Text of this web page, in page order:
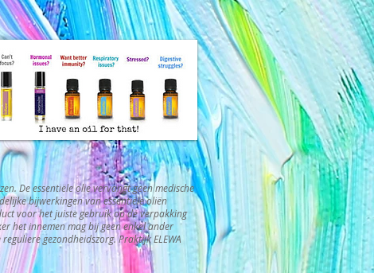
De essentiële olie vervangt geen medische
bijwerkingen van essentiële oliën
voor het juiste gebruik op de verpakking
het innemen mag bij geen enkel ander
gezondheidszorg. Praktijk ELEWA